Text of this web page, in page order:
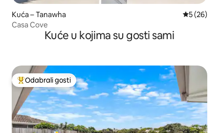
Kuća – Tanawha Prosječna
5 (26)
Casa Cove
Kuće u kojima su gosti sami
Među najviše rangiranima s oznakom „Odabrali gosti”
Odabrali gosti